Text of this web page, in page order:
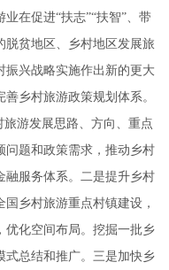
在促进“扶志”“扶智”、带
脱贫地区、乡村地区发展旅
振兴战略实施作出新的更大
乡村旅游政策规划体系。
游发展思路、方向、重点
问题和政策需求，推动乡村
融服务体系。二是提升乡村
乡村旅游重点村镇建设，
优化空间布局。挖掘一批乡
式总结和推广。三是加快乡